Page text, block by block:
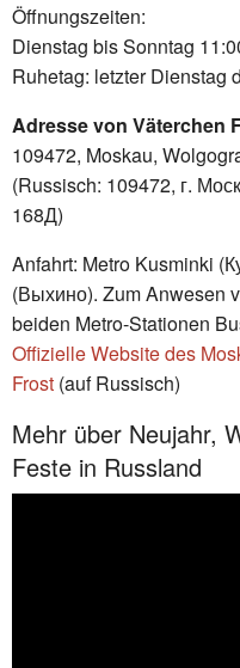
Öffnungszeiten:
Dienstag bis Sonntag
Ruhetag: letzter Dienstag
Adresse von Väterchen
109472, Moskau,
(Russisch: 109472, г.
168Д)
Anfahrt: Metro Kusminki
(Выхино). Zum Anwesen
beiden Metro-Stationen
Offizielle Website des
Frost (auf Russisch)
Mehr über Neujahr,
Feste in Russland